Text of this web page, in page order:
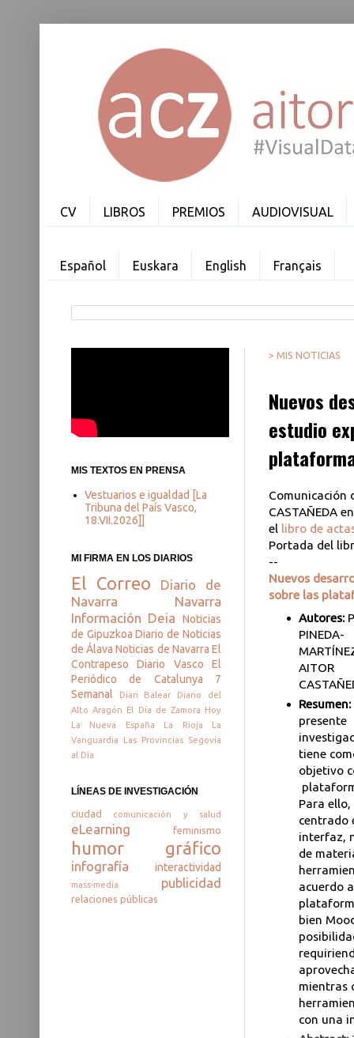
CV LIBROS PREMIOS AUDIOVISUAL
Español Euskara English Français
> MIS NOTICIAS
Nuevos
estudio
Comunicación
CASTAÑEDA
el libro de
Portada del
--
Nuevos
sobre las
Autores:
PINEDA-
AITOR
Resumen:
presente
tiene
objetivo
Para
centrado
interfaz,
de
acuerdo
bien
mientras
con una
MIS TEXTOS EN PRENSA
Vestuarios e igualdad [La
Tribuna del País Vasco,
18.VII.2026]]
MI FIRMA EN LOS DIARIOS
El Correo
Diario de
Navarra
Navarra
Información Deia
Noticias
de Gipuzkoa Diario de Noticias
de Álava Noticias de Navarra El
Contrapeso
Diario Vasco
El
Periódico de Catalunya
7
Semanal
Diari Balear
Diario del
Alto Aragón
El Día de Zamora
Hoy
La Nueva España
La Rioja
La
Vanguardia
Las Provincias Segovia
al Día
LÍNEAS DE INVESTIGACIÓN
ciudad
comunicación y salud
eLearning feminismo
humor gráfico
infografía interactividad
mass-media publicidad
relaciones públicas